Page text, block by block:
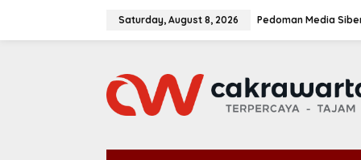
Saturday, August 8, 2026 Pedoman Media